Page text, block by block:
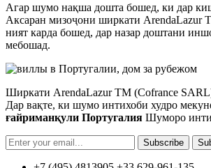
Агар шумо нақша дошта бошед, ки дар
Аксаран мизоҷони ширкати ArendaLazur
ният карда бошед, дар назар доштани
мебошад.
Ширкати ArendaLazur TM (Cofrance
Дар вақте, ки шумо интихоби худро
ғайриманқули Португалия Шуморо
Subscribe